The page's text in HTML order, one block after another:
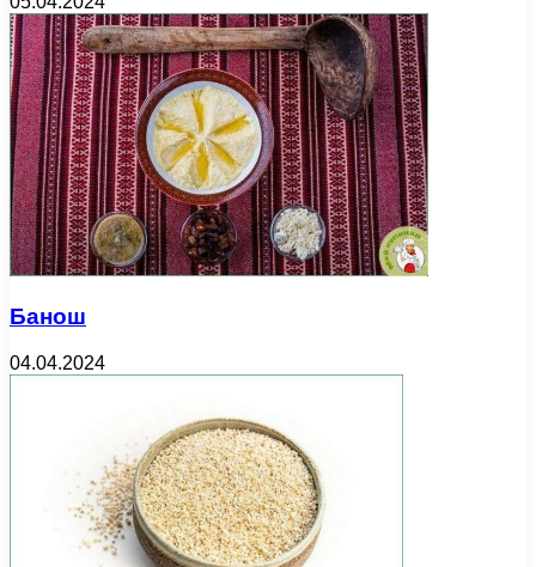
Банош
04.04.2024